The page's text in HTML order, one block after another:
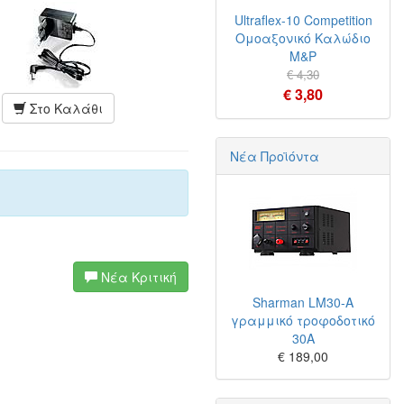
Στο Καλάθι
Νέα Κριτική
Ultraflex-10 Competition
Ομοαξονικό Καλώδιο
M&P
€ 4,30
€ 3,80
Νέα Προϊόντα
Sharman LM30-A
γραμμικό τροφοδοτικό
30A
€ 189,00